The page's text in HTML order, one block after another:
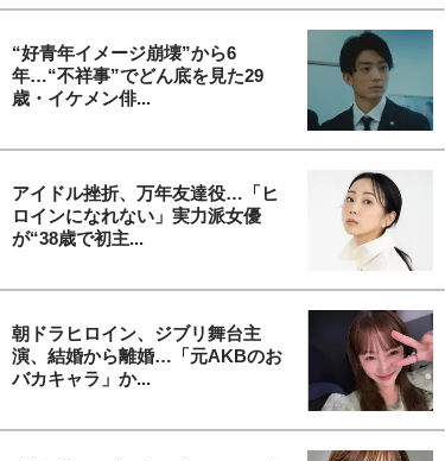
“好青年イメージ崩壊”から6
年…“不祥事”でどん底を見た29
歳・イケメン俳...
アイドル挫折、万年友達役…「ヒ
ロインになれない」実力派女優
が“38歳で初主...
朝ドラヒロイン、ジブリ舞台主
演、結婚から離婚…「元AKBのお
バカキャラ」か...